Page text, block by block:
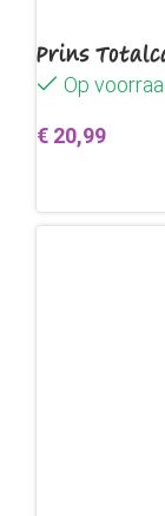
Prins
Op
€ 20,99